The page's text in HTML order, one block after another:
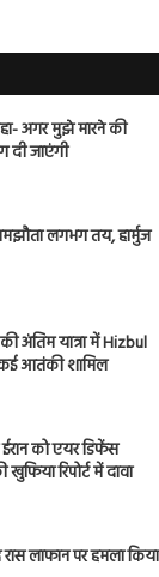
अगर मुझे मारने की
दी जाएंगी
लगभग तय, हार्मुज
अंतिम यात्रा में Hizbul
आतंकी शामिल
को एयर डिफेंस
रिपोर्ट में दावा
लाफान पर हमला किया